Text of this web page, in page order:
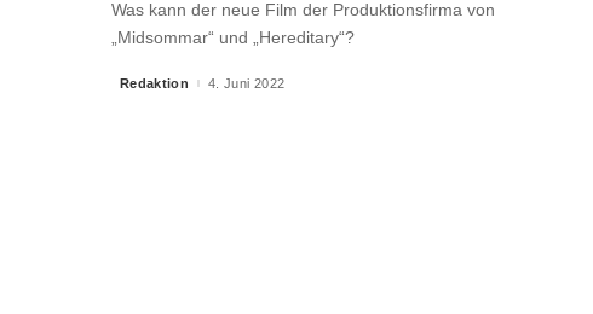
Was kann der neue Film der Produktionsfirma von
„Midsommar“ und „Hereditary“?
Posted
Redaktion 4. Juni 2022